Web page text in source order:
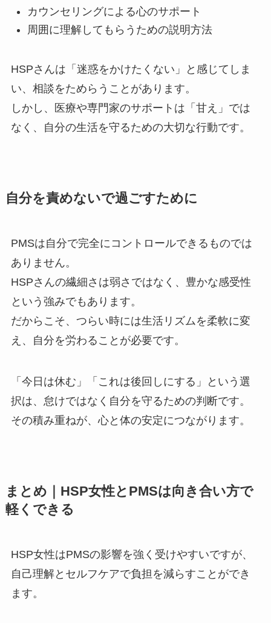
カウンセリングによる心のサポート
周囲に理解してもらうための説明方法
HSPさんは「迷惑をかけたくない」と感じてしま
い、相談をためらうことがあります。
しかし、医療や専門家のサポートは「甘え」では
なく、自分の生活を守るための大切な行動です。
自分を責めないで過ごすために
PMSは自分で完全にコントロールできるものでは
ありません。
HSPさんの繊細さは弱さではなく、豊かな感受性
という強みでもあります。
だからこそ、つらい時には生活リズムを柔軟に変
え、自分を労わることが必要です。
「今日は休む」「これは後回しにする」という選
択は、怠けではなく自分を守るための判断です。
その積み重ねが、心と体の安定につながります。
まとめ｜HSP女性とPMSは向き合い方で
軽くできる
HSP女性はPMSの影響を強く受けやすいですが、
自己理解とセルフケアで負担を減らすことができ
ます。